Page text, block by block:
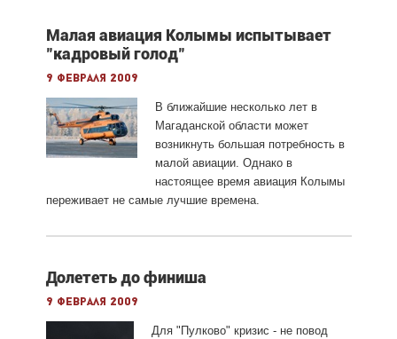
Малая авиация Колымы испытывает
"кадровый голод"
9 февраля 2009
В ближайшие несколько лет в
Магаданской области может
возникнуть большая потребность в
малой авиации. Однако в
настоящее время авиация Колымы
переживает не самые лучшие времена.
Долететь до финиша
9 февраля 2009
Для "Пулково" кризис - не повод